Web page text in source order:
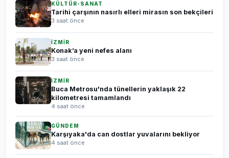
KÜLTÜR-SANAT
Tarihi çarşının nasırlı elleri mirasın son bekçileri
3 saat önce
İZMİR
Konak’a yeni nefes alanı
3 saat önce
İZMİR
Buca Metrosu'nda tünellerin yaklaşık 22
kilometresi tamamlandı
4 saat önce
GÜNDEM
Karşıyaka'da can dostlar yuvalarını bekliyor
4 saat önce